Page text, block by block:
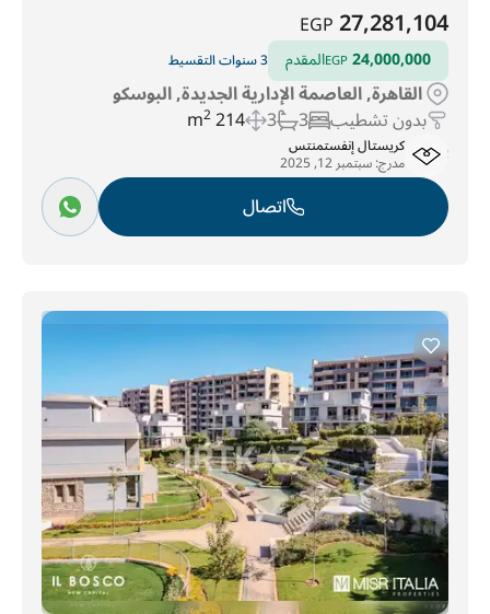
27,281,104
EGP
24,000,000
EGPالمقدم 3 سنوات التقسيط
القاهرة, العاصمة الإدارية الجديدة, البوسكو
بدون تشطيب 3
3
214 m
2
كريستال إنفستمنتس
مدرج:سبتمبر 12, 2025
اتصال